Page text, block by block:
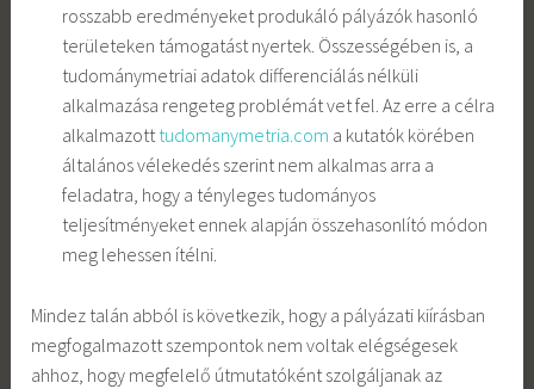
rosszabb eredményeket produkáló pályázók hasonló
területeken támogatást nyertek. Összességében is, a
tudománymetriai adatok differenciálás nélküli
alkalmazása rengeteg problémát vet fel. Az erre a célra
alkalmazotttudomanymetria.com a kutatók körében
általános vélekedés szerint nem alkalmas arra a
feladatra, hogy a tényleges tudományos
teljesítményeket ennek alapján összehasonlító módon
meg lehessen ítélni.
Mindez talán abból is következik, hogy a pályázati kiírásban
megfogalmazott szempontok nem voltak elégségesek
ahhoz, hogy megfelelő útmutatóként szolgáljanak az